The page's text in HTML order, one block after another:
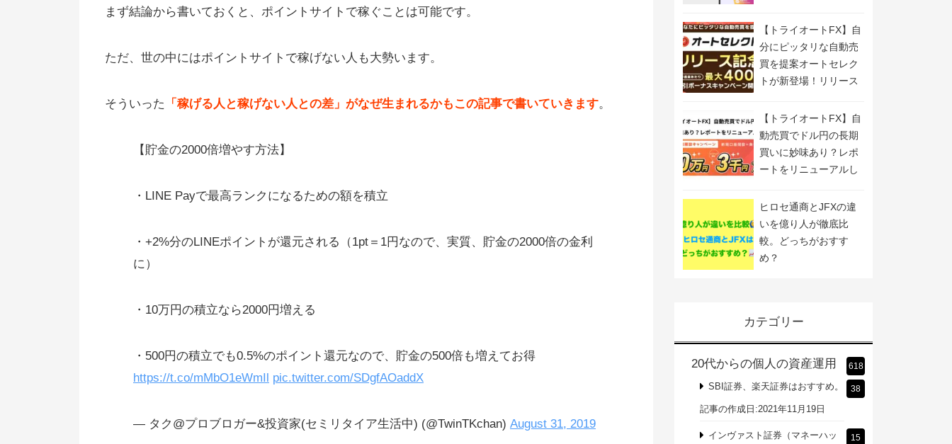
1つのポイントサイトしか登録しない
ポイントサイトより楽！貯金の2000
サイト登録数が多いほど稼げる
ポイントの有効期限をチェック
【スマホもパソコンもOK！】おすす
ポイントサイトおすすめランキング
も参考に
スゴクないですか？
商品紹介の対価としてポイントをも
まず結論から書いておくと、ポイントサイトで稼ぐことは可能です。
ただ、世の中にはポイントサイトで稼げない人も大勢います。
そういった 「稼げる人と稼げない人との差」がなぜ生まれるかもこの記事で書いていきます。
【貯金の2000倍増やす方法】
・LINE Payで最高ランクになるための額を積立
・+2%分のLINEポイントが還元される（1pt＝1円なので、実質、貯金の2000倍の金利
に）
・10万円の積立なら2000円増える
・500円の積立でも0.5%のポイント還元なので、貯金の500倍も増えてお得
https://t.co/mMbO1eWmIl
pic.twitter.com/SDgfAOaddX
— タク@プロブロガー&投資家(セミリタイア生活中) (@TwinTKchan) August 31, 2019
【トライオートFX】自
分にピッタリな自動売
買を提案オートセレク
トが新登場！リリース
催！
【トライオートFX】自
動売買でドル円の長期
買いに妙味あり？レポ
ートをリニューアルし
ヒロセ通商とJFXの違
いを億り人が徹底比
較。どっちがおすす
め？
カテゴリー
20代からの個人の資産運用 618
SBI証券、楽天証券はおすすめ。
記事の作成日:2021年11月19日
38
インヴァスト証券（マネーハッ 15